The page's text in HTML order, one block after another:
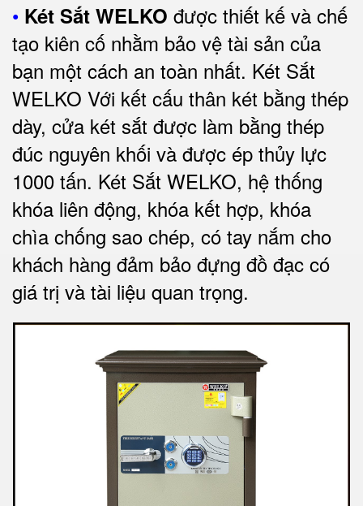
• Két Sắt WELKO được thiết kế và chế
tạo kiên cố nhằm bảo vệ tài sản của
bạn một cách an toàn nhất. Két Sắt
WELKO Với kết cấu thân két bằng thép
dày, cửa két sắt được làm bằng thép
đúc nguyên khối và được ép thủy lực
1000 tấn. Két Sắt WELKO, hệ thống
khóa liên động, khóa kết hợp, khóa
chìa chống sao chép, có tay nắm cho
khách hàng đảm bảo đựng đồ đạc có
giá trị và tài liệu quan trọng.